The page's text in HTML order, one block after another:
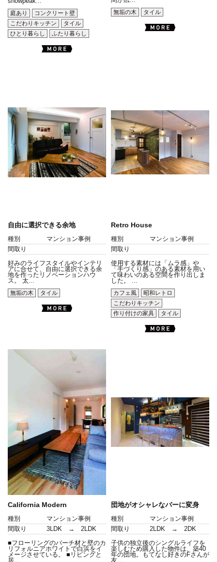
庭あり
コンクリート壁
こだわりキッチン
タイル
ひとり暮らし
ふたり暮らし
無垢の木
タイル
自由に選択できる余地
種別
マンション事例
間取り
好みのライフスタイルやインテリ
アに合せて、自由に選択できる余
地を作ったリノベーションハウ
ス。 太...
無垢の木
タイル
Retro House
種別
マンション事例
間取り
使用する素材には「ムラ感」や
「手づくり感」のある素材を用い
て味わいのある空間を作り出しま
した。 ...
カフェ風
昭和レトロ
こだわりキッチン
作り付けの家具
タイル
California Modern
種別
マンション事例
間取り
3LDK → 2LDK
■フローリングのバーチ材と壁のカ
リフォルニアホワイトで白浜をイ
メージさせている。 ■リビングと
居...
団地がオシャレなバーに変身
種別
マンション事例
間取り
2LDK → 2DK
子供の独立後のシングルライフを
楽しむため購入した物件は、築40
年の団地。もてなし好きのFさんが
友...